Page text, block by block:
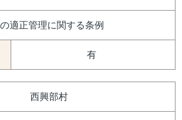
適正管理に関する条例
有
西興部村